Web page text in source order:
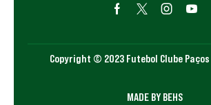
Copyright © 2023 Futebol Clube
MADE BY BEHS